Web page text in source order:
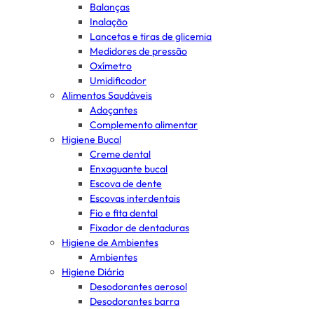
Balanças
Inalação
Lancetas e tiras de glicemia
Medidores de pressão
Oxímetro
Umidificador
Alimentos Saudáveis
Adoçantes
Complemento alimentar
Higiene Bucal
Creme dental
Enxaguante bucal
Escova de dente
Escovas interdentais
Fio e fita dental
Fixador de dentaduras
Higiene de Ambientes
Ambientes
Higiene Diária
Desodorantes aerosol
Desodorantes barra